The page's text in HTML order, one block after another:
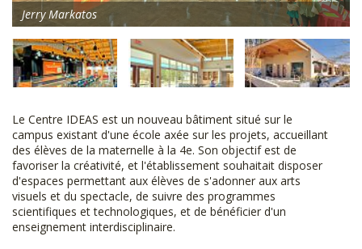
Jerry Markatos
Le Centre IDEAS est un nouveau bâtiment situé sur le
campus existant d'une école axée sur les projets, accueillant
des élèves de la maternelle à la 4e. Son objectif est de
favoriser la créativité, et l'établissement souhaitait disposer
d'espaces permettant aux élèves de s'adonner aux arts
visuels et du spectacle, de suivre des programmes
scientifiques et technologiques, et de bénéficier d'un
enseignement interdisciplinaire.